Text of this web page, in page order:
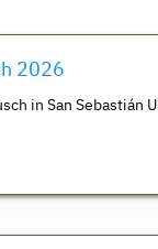
2026
in San Sebastián